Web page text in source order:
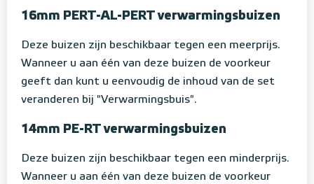
16mm PERT-AL-PERT verwarmingsbuizen
Deze buizen zijn beschikbaar tegen een meerprijs.
Wanneer u aan één van deze buizen de voorkeur
geeft dan kunt u eenvoudig de inhoud van de set
veranderen bij "Verwarmingsbuis".
14mm PE-RT verwarmingsbuizen
Deze buizen zijn beschikbaar tegen een minderprijs.
Wanneer u aan één van deze buizen de voorkeur